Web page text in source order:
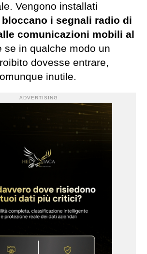
Vengono installati
i segnali radio di
comunicazioni mobili al
se in qualche modo un
dovesse entrare,
inutile.
ADVERTISING